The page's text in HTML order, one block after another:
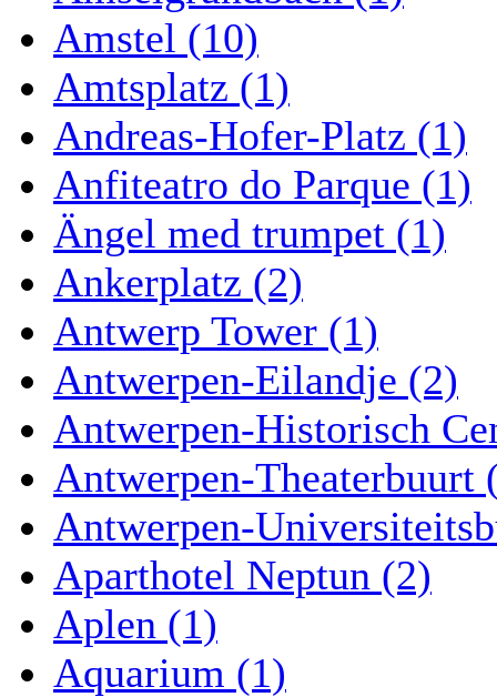
Amstel (10)
Amtsplatz (1)
Andreas-Hofer-Platz (1)
Anfiteatro do Parque (1)
Ängel med trumpet (1)
Ankerplatz (2)
Antwerp Tower (1)
Antwerpen-Eilandje (2)
Antwerpen-Historisch
Antwerpen-Theaterbuurt
Antwerpen-
Aparthotel Neptun (2)
Aplen (1)
Aquarium (1)